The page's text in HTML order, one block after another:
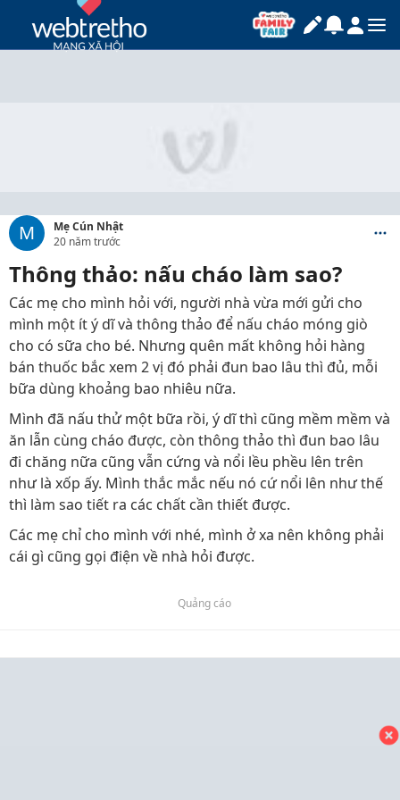
M
Mẹ Cún Nhật
20 năm trước
Thông thảo: nấu cháo làm sao?
Các mẹ cho mình hỏi với, người nhà vừa mới gửi cho
mình một ít ý dĩ và thông thảo để nấu cháo móng giò
cho có sữa cho bé. Nhưng quên mất không hỏi hàng
bán thuốc bắc xem 2 vị đó phải đun bao lâu thì đủ, mỗi
bữa dùng khoảng bao nhiêu nữa.
Mình đã nấu thử một bữa rồi, ý dĩ thì cũng mềm mềm và
ăn lẫn cùng cháo được, còn thông thảo thì đun bao lâu
đi chăng nữa cũng vẫn cứng và nổi lều phều lên trên
như là xốp ấy. Mình thắc mắc nếu nó cứ nổi lên như thế
thì làm sao tiết ra các chất cần thiết được.
Các mẹ chỉ cho mình với nhé, mình ở xa nên không phải
cái gì cũng gọi điện về nhà hỏi được.
Quảng cáo